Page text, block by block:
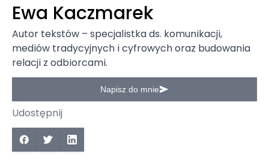
Ewa Kaczmarek
Autor tekstów – specjalistka ds. komunikacji,
mediów tradycyjnych i cyfrowych oraz budowania
relacji z odbiorcami.
Napisz do mnie
Udostępnij